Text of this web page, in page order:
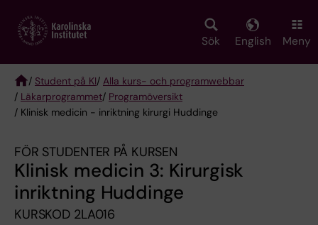
main
Sök English Meny
Breadcrumb
/ Student på KI/ Alla kurs- och programwebbar
/ Läkarprogrammet/ Programöversikt
/ Klinisk medicin - inriktning kirurgi Huddinge
FÖR STUDENTER PÅ KURSEN
Klinisk medicin 3: Kirurgisk
inriktning Huddinge
KURSKOD 2LA016